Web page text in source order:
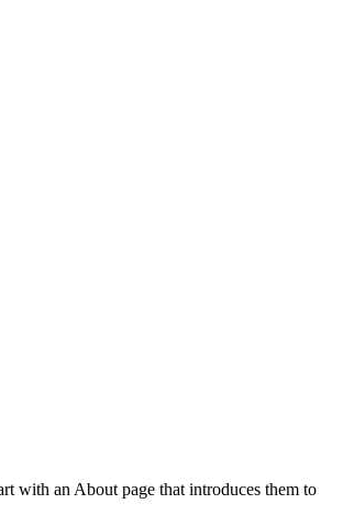
with an About page that introduces them to